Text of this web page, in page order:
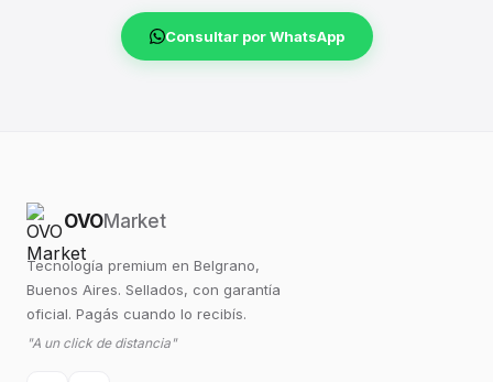
Consultar por WhatsApp
OVOMarket
Tecnología premium en Belgrano,
Buenos Aires. Sellados, con garantía
oficial. Pagás cuando lo recibís.
"A un click de distancia"